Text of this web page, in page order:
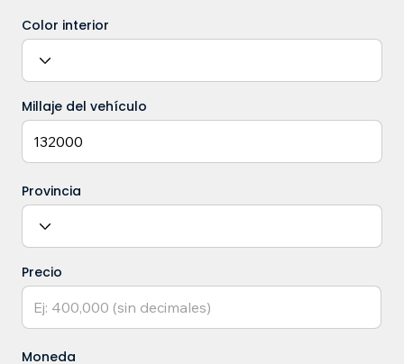
Color interior
Millaje del vehículo
Provincia
Precio
Moneda